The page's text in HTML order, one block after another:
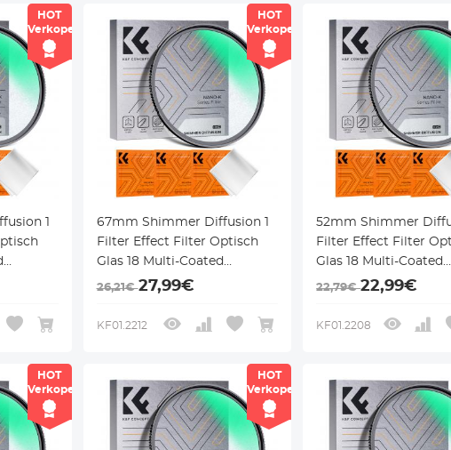
HOT
Verkoper
1
Filter
HOT
Verkoper
67mm Shimmer Diffusion 1
Filter Effect Filter Optisch
Glas 18 Multi-Coated
Glimmer Glas Effect Filter
Klear Serie
26,21€27,99€
KF01.2212
52mm Shimmer
Filter Effect Filter
Glas 18 Multi-Coated
Glimmer Glas Effect
Klear Serie
22,79€22,99€
KF01.2208
HOT
Verkoper
HOT
Verkoper